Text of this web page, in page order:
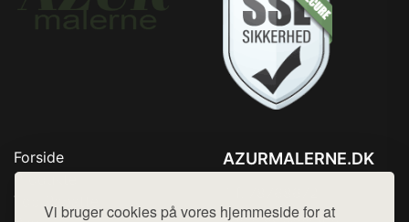
Vi bruger cookies på vores hjemmeside for at
Forside
Produkter
Top Rabatter
AZURMALERNE.DK